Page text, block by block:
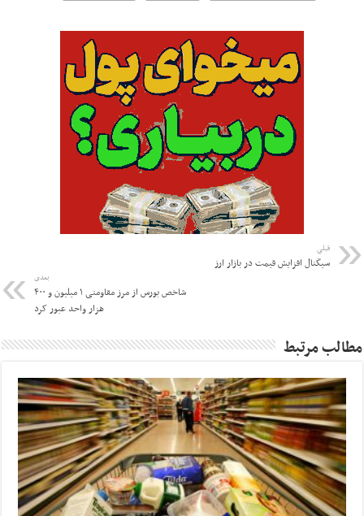
قبلی
سیگنال افزایش قیمت در بازار ارز
بعدی
شاخص بورس از مرز مقاومتی ۱ میلیون و ۴۰۰
هزار واحد عبور کرد
مطالب مرتبط